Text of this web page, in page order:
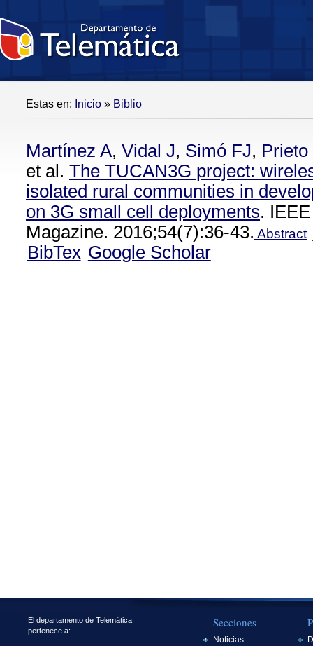
Estas en: Inicio » Biblio
Martínez A, Vidal J, Simó FJ, Prieto
et al. The TUCAN3G project:
isolated rural communities in
on 3G small cell deployments.
Magazine. 2016;54(7):36-43. Abstract
BibTex Google Scholar
El departamento de Telemática
pertenece a:
Secciones
Noticias